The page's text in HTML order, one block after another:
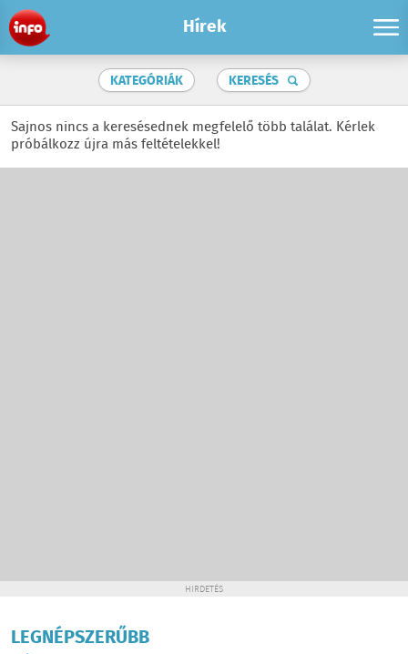
Hírek
KATEGÓRIÁK KERESÉS
Sajnos nincs a keresésednek megfelelő több találat. Kérlek
próbálkozz újra más feltételekkel!
HIRDETÉS
LEGNÉPSZERŰBB